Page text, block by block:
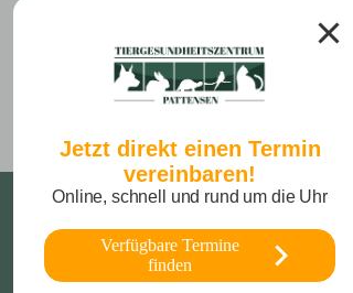
Jetzt direkt einen Termin
vereinbaren!
Online, schnell und rund um die Uhr
Verfügbare Termine
finden
Tiergesundheitszentrum Pattensen